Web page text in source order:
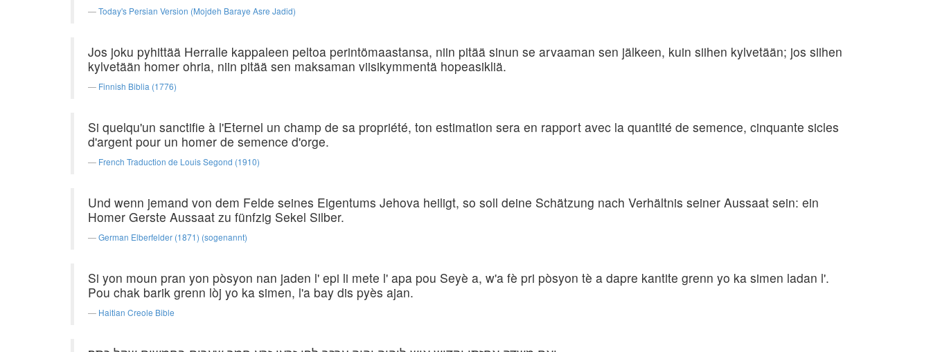
Today's Persian Version (Mojdeh Baraye Asre Jadid)
Jos joku pyhittää Herralle kappaleen peltoa perintömaastansa, niin pitää sinun se arvaaman sen jälkeen, kuin siihen kylvetään; jos siihen
kylvetään homer ohria, niin pitää sen maksaman viisikymmentä hopeasikliä.
Finnish Biblia (1776)
Si quelqu'un sanctifie à l'Eternel un champ de sa propriété, ton estimation sera en rapport avec la quantité de semence, cinquante sicles
d'argent pour un homer de semence d'orge.
French Traduction de Louis Segond (1910)
Und wenn jemand von dem Felde seines Eigentums Jehova heiligt, so soll deine Schätzung nach Verhältnis seiner Aussaat sein: ein
Homer Gerste Aussaat zu fünfzig Sekel Silber.
German Elberfelder (1871) (sogenannt)
Si yon moun pran yon pòsyon nan jaden l' epi li mete l' apa pou Seyè a, w'a fè pri pòsyon tè a dapre kantite grenn yo ka simen ladan l'.
Pou chak barik grenn lòj yo ka simen, l'a bay dis pyès ajan.
Haitian Creole Bible